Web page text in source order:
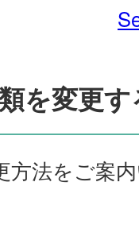
を変更
方法をご案